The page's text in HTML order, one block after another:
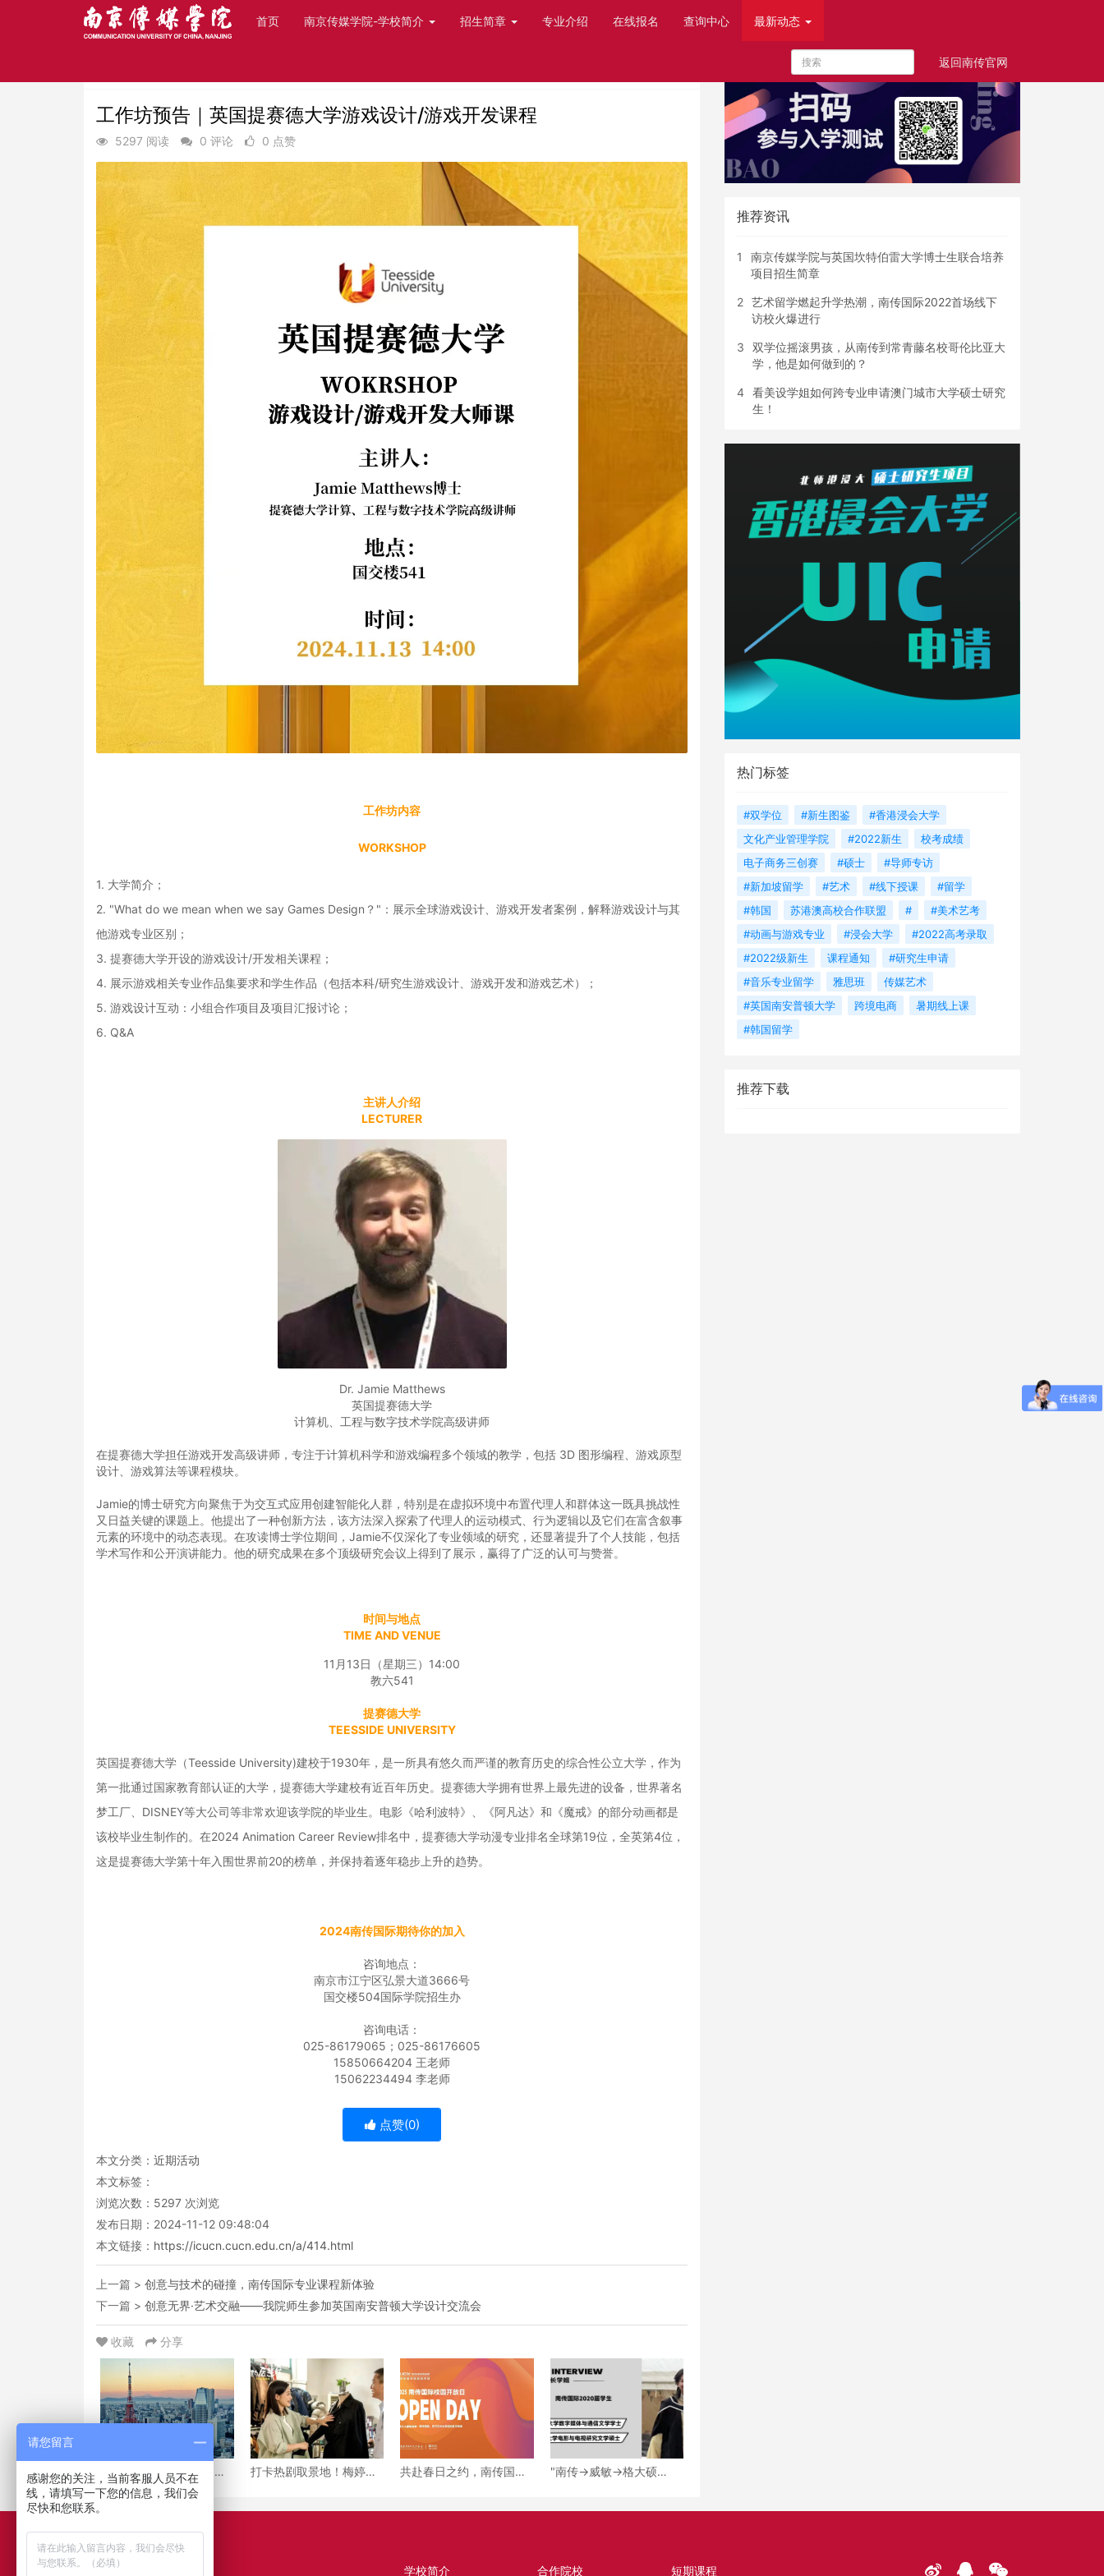
首页 南京传媒学院-学校简介 招生简章 专业介绍 在线报名 查询中心 最新动态
返回南传官网
工作坊预告｜英国提赛德大学游戏设计/游戏开发课程
5297 阅读 0 评论 0 点赞
工作坊内容
WORKSHOP
1. 大学简介；
2. "What do we mean when we say Games Design？"：展示全球游戏设计、游戏开发者案例，解释游戏设计与其
他游戏专业区别；
3. 提赛德大学开设的游戏设计/开发相关课程；
4. 展示游戏相关专业作品集要求和学生作品（包括本科/研究生游戏设计、游戏开发和游戏艺术）；
5. 游戏设计互动：小组合作项目及项目汇报讨论；
6. Q&A
主讲人介绍
LECTURER
Dr. Jamie Matthews
英国提赛德大学
计算机、工程与数字技术学院高级讲师
在提赛德大学担任游戏开发高级讲师，专注于计算机科学和游戏编程多个领域的教学，包括 3D 图形编程、游戏原型
设计、游戏算法等课程模块。
Jamie的博士研究方向聚焦于为交互式应用创建智能化人群，特别是在虚拟环境中布置代理人和群体这一既具挑战性
又日益关键的课题上。他提出了一种创新方法，该方法深入探索了代理人的运动模式、行为逻辑以及它们在富含叙事
元素的环境中的动态表现。在攻读博士学位期间，Jamie不仅深化了专业领域的研究，还显著提升了个人技能，包括
学术写作和公开演讲能力。他的研究成果在多个顶级研究会议上得到了展示，赢得了广泛的认可与赞誉。
时间与地点
TIME AND VENUE
11月13日（星期三）14:00
教六541
提赛德大学
TEESSIDE UNIVERSITY
英国提赛德大学（Teesside University)建校于1930年，是一所具有悠久而严谨的教育历史的综合性公立大学，作为
第一批通过国家教育部认证的大学，提赛德大学建校有近百年历史。提赛德大学拥有世界上最先进的设备，世界著名
梦工厂、DISNEY等大公司等非常欢迎该学院的毕业生。电影《哈利波特》、《阿凡达》和《魔戒》的部分动画都是
该校毕业生制作的。在2024 Animation Career Review排名中，提赛德大学动漫专业排名全球第19位，全英第4位，
这是提赛德大学第十年入围世界前20的榜单，并保持着逐年稳步上升的趋势。
2024南传国际期待你的加入
咨询地点：
南京市江宁区弘景大道3666号
国交楼504国际学院招生办
咨询电话：
025-86179065；025-86176605
15850664204 王老师
15062234494 李老师
点赞(0)
本文分类： 近期活动
本文标签：
浏览次数： 5297 次浏览
发布日期：2024-11-12 09:48:04
本文链接： https://icucn.cucn.edu.cn/a/414.html
上一篇 > 创意与技术的碰撞，南传国际专业课程新体验
下一篇 > 创意无界·艺术交融——我院师生参加英国南安普顿大学设计交流会
收藏 分享
年薪600万日元起！日本
留学就业黄金期全解析
——南传国际日本方向定
打卡热剧取景地！梅婷的
共赴春日之约，南传国际
"南传→威敏→格大硕
推荐资讯
1
南京传媒学院与英国坎特伯雷大学博士生联合培养
项目招生简章
2 艺术留学燃起升学热潮，南传国际2022首场线下
访校火爆进行
3
双学位摇滚男孩，从南传到常青藤名校哥伦比亚大
学，他是如何做到的？
4 看美设学姐如何跨专业申请澳门城市大学硕士研究
生！
热门标签
#双学位 #新生图鉴
#香港浸会大学
文化产业管理学院
#2022新生
校考成绩
电子商务三创赛
#硕士
#导师专访
#新加坡留学
#艺术 #线下授课
#留学
#韩国
苏港澳高校合作联盟 #
#美术艺考
#动画与游戏专业
#浸会大学
#2022高考录取
#2022级新生
课程通知
#研究生申请
#音乐专业留学
雅思班
传媒艺术
#英国南安普顿大学
跨境电商
暑期线上课
#韩国留学
推荐下载
学校简介 合作院校 短期课程
请您留言
感谢您的关注，当前客服人员不在
线，请填写一下您的信息，我们会
尽快和您联系。